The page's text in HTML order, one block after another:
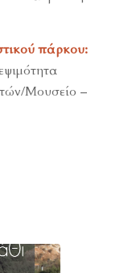
πάρκου:
Μουσείο –